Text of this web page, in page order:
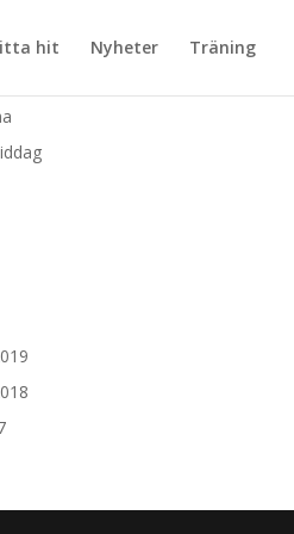
hit Nyheter Träning